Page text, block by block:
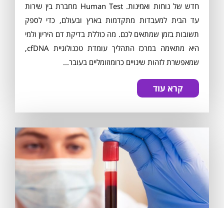
חדש של נוחות ואמינות. Human Test מחברת בין שירות
עד הבית למעבדות מתקדמות בארץ ובעולם, כדי לספק
תשובות בזמן שמתאים לכם. מה כוללת בדיקת דם היריון ולמי
היא מתאימה במרכז התהליך עומדת טכנולוגיית cfDNA,
שמאפשרת לזהות שינויים כרומוזומליים בעובר...
קרא עוד